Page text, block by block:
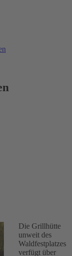
Die Grillhütte
unweit des
Waldfestplatzes
verfügt über